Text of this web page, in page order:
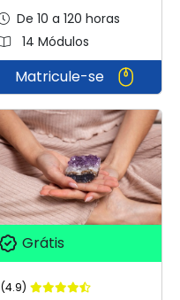
De 10 a 120 horas
14 Módulos
Matricule-se
Grátis
(4.9)